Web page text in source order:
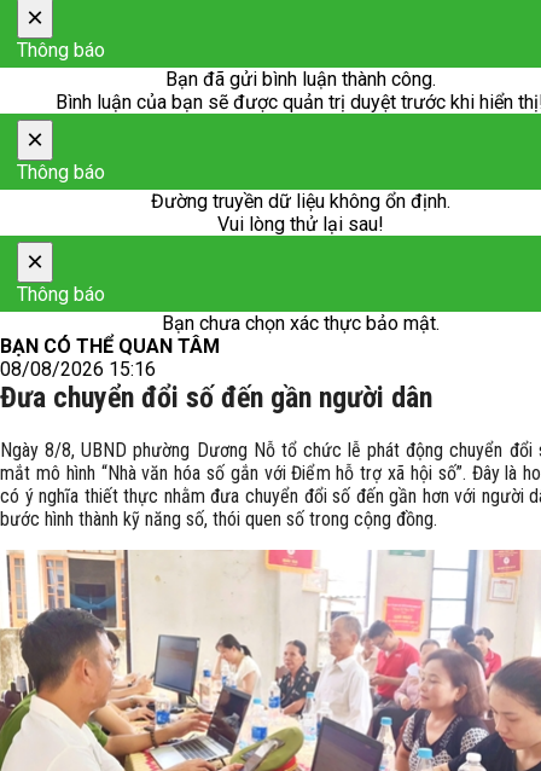
×
Thông báo
Bạn đã gửi bình luận thành công.
Bình luận của bạn sẽ được quản trị duyệt trước khi hiển
×
Thông báo
Đường truyền dữ liệu không ổn định.
Vui lòng thử lại sau!
×
Thông báo
Bạn chưa chọn xác thực bảo mật.
BẠN CÓ THỂ QUAN TÂM
08/08/2026 15:16
Đưa chuyển đổi số đến gần người dân
Ngày 8/8, UBND phường Dương Nỗ tổ chức lễ phát động chuyển đổi
mắt mô hình “Nhà văn hóa số gắn với Điểm hỗ trợ xã hội số”. Đây là
có ý nghĩa thiết thực nhằm đưa chuyển đổi số đến gần hơn với người
bước hình thành kỹ năng số, thói quen số trong cộng đồng.